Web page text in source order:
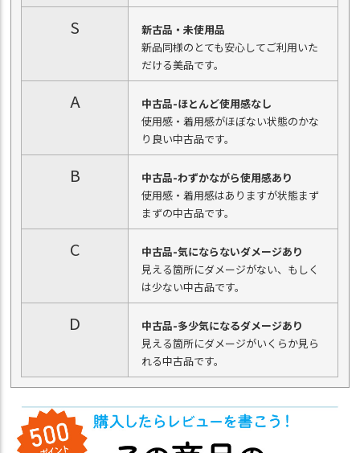
S
新古品・未使用品
新品同様のとても安心してご利用いた
だける美品です。
A
中古品-ほとんど使用感なし
使用感・着用感がほぼない状態のかな
り良い中古品です。
B
中古品-わずかながら使用感あり
使用感・着用感はありますが状態まず
まずの中古品です。
C
中古品-気にならないダメージあり
見える箇所にダメージがない、もしく
は少ない中古品です。
D
中古品-多少気になるダメージあり
見える箇所にダメージがいくらか見ら
れる中古品です。